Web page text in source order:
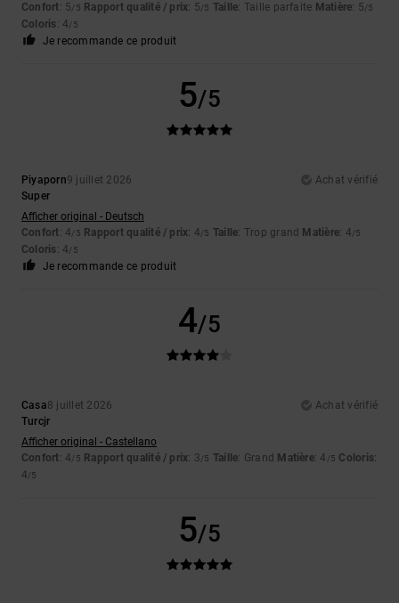
Confort: 5/5 Rapport qualité / prix: 5/5 Taille: Taille parfaite Matière: 5/5
Coloris: 4/5
Je recommande ce produit
5/5
Piyaporn9 juillet 2026
Achat vérifié
Super
Afficher original - Deutsch
Confort: 4/5 Rapport qualité / prix: 4/5 Taille: Trop grand Matière: 4/5
Coloris: 4/5
Je recommande ce produit
4/5
Casa8 juillet 2026
Achat vérifié
Turcjr
Afficher original - Castellano
Confort: 4/5 Rapport qualité / prix: 3/5 Taille: Grand Matière: 4 /5 Coloris:
4/5
5/5